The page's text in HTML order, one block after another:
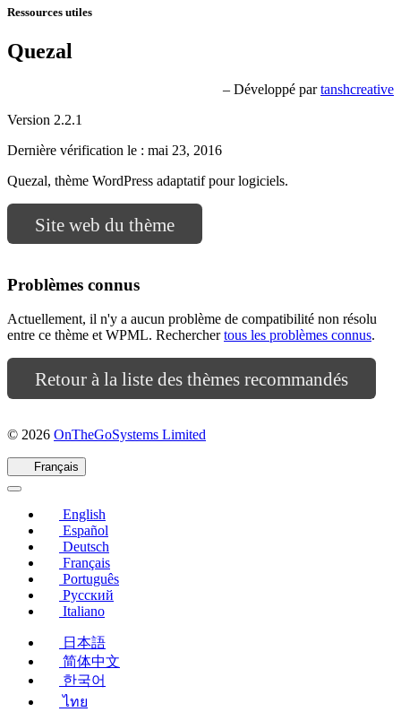
Ressources utiles
Quezal
– Développé partanshcreative
Version 2.2.1
Dernière vérification le : mai 23, 2016
Quezal, thème WordPress adaptatif pour logiciels.
Site web du thème
Problèmes connus
Actuellement, il n'y a aucun problème de compatibilité non résolu
entre ce thème et WPML. Recherchertous les problèmes connus.
Retour à la liste des thèmes recommandés
© 2026 OnTheGoSystems Limited
Français
English
Español
Deutsch
Français
Português
Русский
Italiano
日本語
简体中文
한국어
ไทย